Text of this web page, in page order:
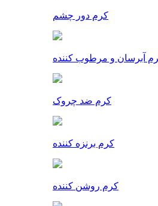
کرم دور چشم
آبرسان و مرطوب کننده
کرم ضد چروک
کرم برنزه کننده
کرم روشن کننده